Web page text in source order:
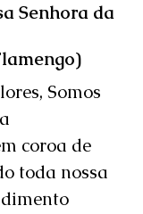
Senhora da
Somos
coroa de
toda nossa